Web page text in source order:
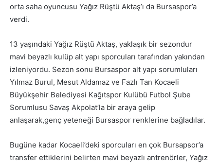
orta saha oyuncusu Yağız Rüştü Aktaş’ı da Bursaspor’a
verdi.
13 yaşındaki Yağız Rüştü Aktaş, yaklaşık bir sezondur
mavi beyazlı kulüp alt yapı sporcuları tarafından yakından
izleniyordu. Sezon sonu Bursaspor alt yapı sorumluları
Yılmaz Burul, Mesut Aldamaz ve Fazlı Tan Kocaeli
Büyükşehir Belediyesi Kağıtspor Kulübü Futbol Şube
Sorumlusu Savaş Akpolat’la bir araya gelip
anlaşarak,genç yeteneği Bursaspor renklerine bağladılar.
Bugüne kadar Kocaeli’deki sporcuları en çok Bursapsor’a
transfer ettiklerini belirten mavi beyazlı antrenörler, Yağız